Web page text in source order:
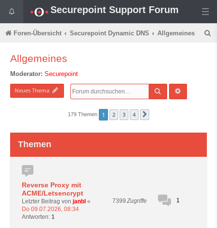
Securepoint Support Forum
Foren-Übersicht Securepoint Dynamic DNS Allgemeines
Allgemeines
Moderator: Securepoint
Neues Thema Suche
179 Themen 1 2 3 4
Themen
Reverse Proxy mit
ACME/Letsencrypt
Letzter Beitrag von janbl «
Do 09.07.2026, 08:34
Antworten: 1
7399Zugriffe 1